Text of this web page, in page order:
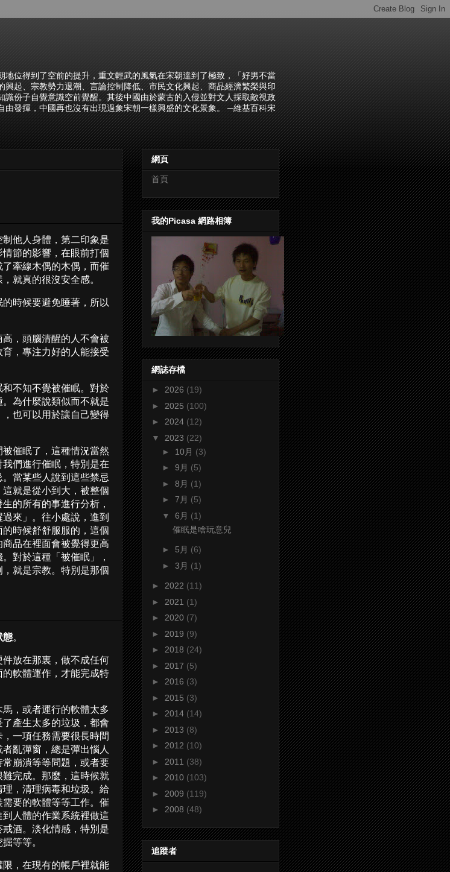
位得到了空前的提升，重文輕武的風氣在宋朝達到了極致，「好男不當
起、宗教勢力退潮、言論控制降低、市民文化興起、商品經濟繁榮與印
份子自覺意識空前覺醒。其後中國由於蒙古的入侵並對文人採取敵視政
發揮，中國再也沒有出現過象宋朝一樣興盛的文化景象。 ─維基百科宋
他人身體，第二印象是
節的影響，在眼前打個
牽線木偶的木偶，而催
就真的很沒安全感。
時候要避免睡著，所以
，頭腦清醒的人不會被
，專注力好的人能接受
不知不覺被催眠。對於
為什麼說類似而不就是
也可以用於讓自己變得
催眠了，這種情況當然
們進行催眠，特別是在
當某些人說到這些禁忌
就是從小到大，被整個
的所有的事進行分析，
來」。往小處說，進到
時候舒舒服服的，這個
品在裡面會被覺得更高
對於這種「被催眠」，
就是宗教。特別是那個
態。
放在那裏，做不成任何
軟體運作，才能完成特
，或者運行的軟體太多
產生太多的垃圾，都會
一項任務需要很長時間
亂彈窗，總是彈出惱人
崩潰等等問題，或者要
完成。那麼，這時候就
，清理病毒和垃圾。給
要的軟體等等工作。催
人體的作業系統裡做這
酒。淡化情感，特別是
等等。
，在現有的帳戶裡就能
網頁
首頁
我的Picasa 網路相簿
網誌存檔
► 2026 (19)
► 2025 (100)
► 2024 (12)
▼ 2023 (22)
► 10月 (3)
► 9月 (5)
► 8月 (1)
► 7月 (5)
▼ 6月 (1)
催眠是啥玩意兒
► 5月 (6)
► 3月 (1)
► 2022 (11)
► 2021 (1)
► 2020 (7)
► 2019 (9)
► 2018 (24)
► 2017 (5)
► 2016 (3)
► 2015 (3)
► 2014 (14)
► 2013 (8)
► 2012 (10)
► 2011 (38)
► 2010 (103)
► 2009 (119)
► 2008 (48)
追蹤者